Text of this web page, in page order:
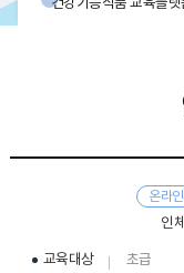
건강기능식품 교육플랫
온라인
인
교육대상
초급